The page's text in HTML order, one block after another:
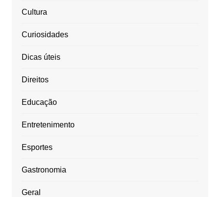
Cultura
Curiosidades
Dicas úteis
Direitos
Educação
Entretenimento
Esportes
Gastronomia
Geral